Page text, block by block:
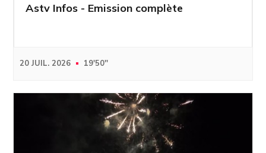
Astv Infos - Emission complète
20 JUIL. 2026 19'50''